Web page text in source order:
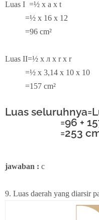
Luas I =½ x a x t
=½ x 16 x 12
=96 cm²
Luas II=½ x л x r x r
=½ x 3,14 x 10 x 10
=157 cm²
Luas
=96 +
=253
jawaban : c
9. Luas daerah yang diarsir